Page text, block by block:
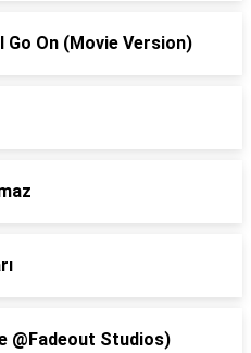
Go On (Movie Version)
@Fadeout Studios)